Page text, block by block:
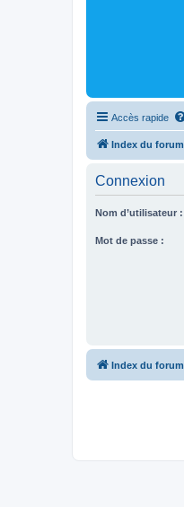
Accès rapide
Index du forum
Connexion
Nom d’utilisateur :
Mot de passe :
Index du forum